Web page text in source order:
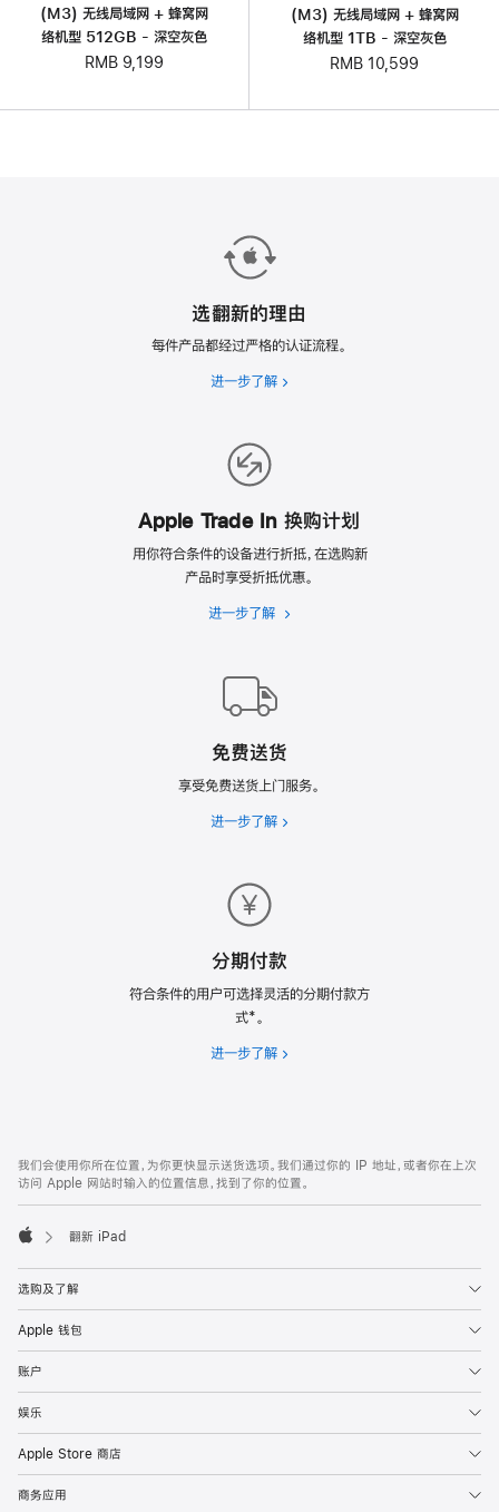
(M3) 无线局域网 + 蜂窝网
络机型 512GB - 深空灰色
RMB 9,199
(M3) 无线局域网 + 蜂窝网
络机型 1TB - 深空灰色
RMB 10,599
选翻新的理由
每件产品都经过严格的认证流程。
进一步了解 选
Apple Trade In 换购计划
用你符合条件的设备进行折抵，在选购新
产品时享受折抵优惠。
进一步了解
Apple
划
免费送货
享受免费送货上门服务。
进一步了解 免
分期付款
符合条件的用户可选择灵活的分期付款方
式*。
进一步了解 分
页
页
脚
注
我们会使用你所在位置，为你更快显示送货选项。我们通过你的 IP 地址，或者你在上次
访问 Apple 网站时输入的位置信息，找到了你的位置。
翻新 iPad
选购及了解
Apple 钱包
账户
娱乐
Apple Store 商店
商务应用